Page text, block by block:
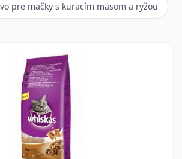
pre mačky s kuracím mäsom a ryžou